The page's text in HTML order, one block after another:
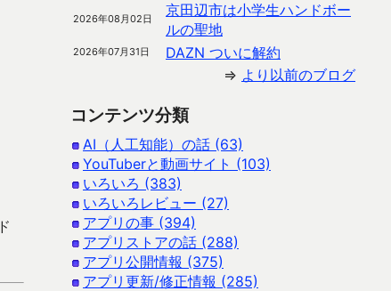
2026年08月02日
京田辺市は小学生ハンドボー
ルの聖地
2026年07月31日
DAZN ついに解約
⇒ より以前のブログ
コンテンツ分類
AI（人工知能）の話 (63)
YouTuberと動画サイト (103)
いろいろ (383)
いろいろレビュー (27)
アプリの事 (394)
アプリストアの話 (288)
アプリ公開情報 (375)
アプリ更新/修正情報 (285)